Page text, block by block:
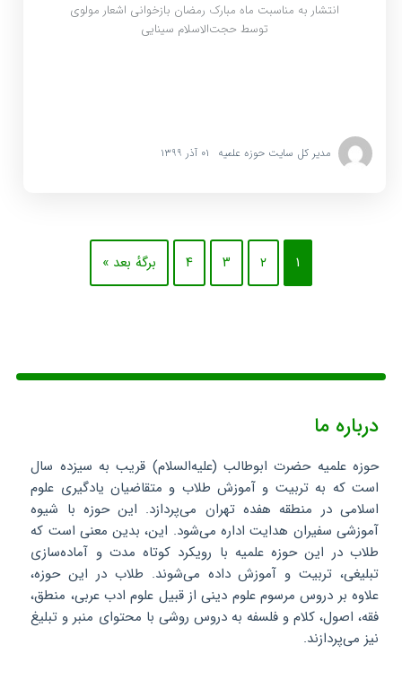
انتشار به مناسبت ماه مبارک رمضان بازخوانی اشعار مولوی
توسط حجت‌الاسلام سینایی
مدیر کل سایت حوزه علمیه ۰۱ آذر ۱۳۹۹
۱ ۲ ۳ ۴ برگهٔ بعد »
درباره ما
حوزه علمیه حضرت ابوطالب (علیه‌السلام) قریب به سیزده سال
است که به تربیت و آموزش طلاب و متقاضیان یادگیری علوم
اسلامی در منطقه هفده تهران می‌پردازد. این حوزه با شیوه
آموزشی سفیران هدایت اداره می‌شود. این، بدین معنی است که
طلاب در این حوزه علمیه با رویکرد کوتاه مدت و آماده‌سازی
تبلیغی، تربیت و آموزش داده می‌شوند. طلاب در این حوزه،
علاوه بر دروس مرسوم علوم دینی از قبیل علوم ادب عربی، منطق،
فقه، اصول، کلام و فلسفه به دروس روشی با محتوای منبر و تبلیغ
نیز می‌پردازند.